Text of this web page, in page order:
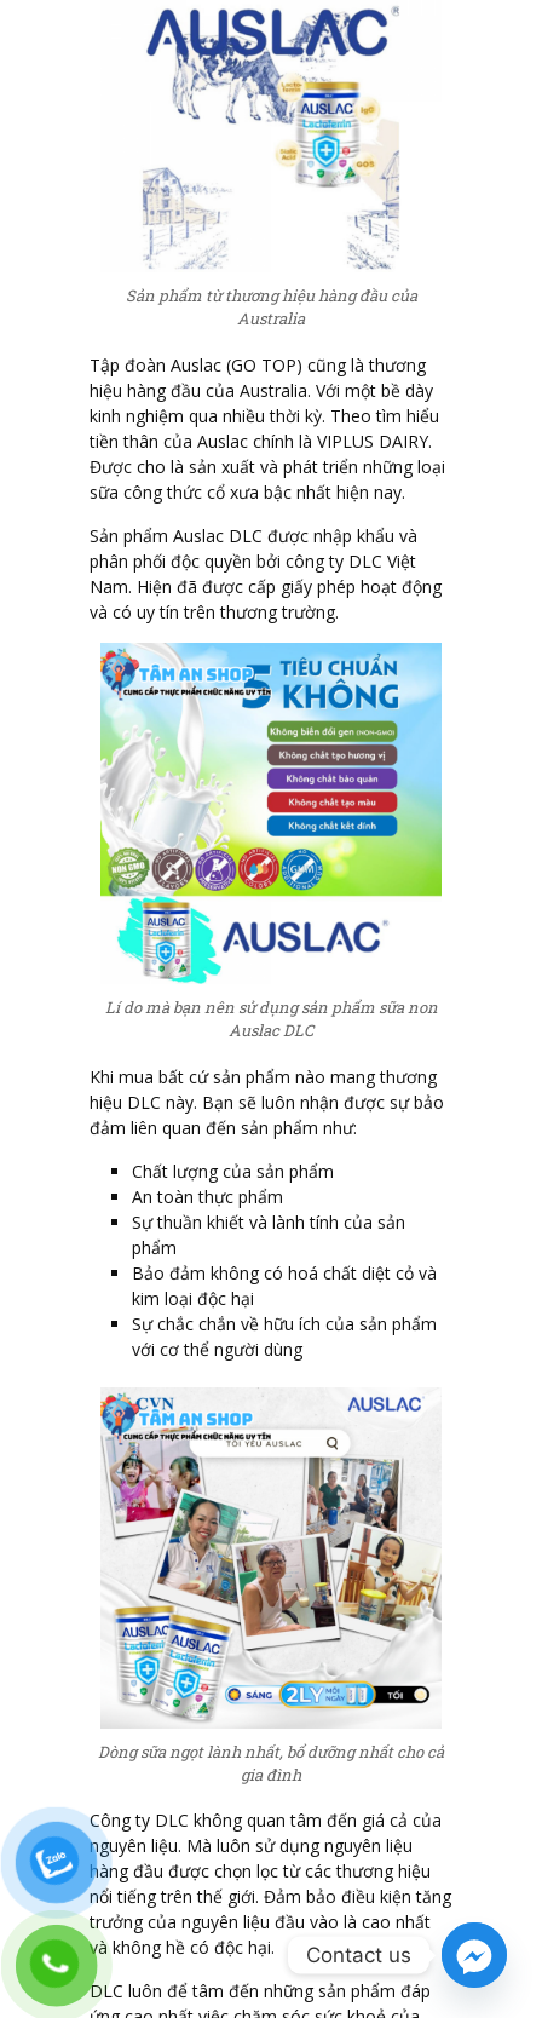
Sản phẩm từ thương hiệu hàng đầu của
Australia
Tập đoàn Auslac (GO TOP) cũng là thương
hiệu hàng đầu của Australia. Với một bề dày
kinh nghiệm qua nhiều thời kỳ. Theo tìm hiểu
tiền thân của Auslac chính là VIPLUS DAIRY.
Được cho là sản xuất và phát triển những loại
sữa công thức cổ xưa bậc nhất hiện nay.
Sản phẩm Auslac DLC được nhập khẩu và
phân phối độc quyền bởi công ty DLC Việt
Nam. Hiện đã được cấp giấy phép hoạt động
và có uy tín trên thương trường.
Lí do mà bạn nên sử dụng sản phẩm sữa non
Auslac DLC
Khi mua bất cứ sản phẩm nào mang thương
hiệu DLC này. Bạn sẽ luôn nhận được sự bảo
đảm liên quan đến sản phẩm như:
Chất lượng của sản phẩm
An toàn thực phẩm
Sự thuần khiết và lành tính của sản
phẩm
Bảo đảm không có hoá chất diệt cỏ và
kim loại độc hại
Sự chắc chắn về hữu ích của sản phẩm
với cơ thể người dùng
Dòng sữa ngọt lành nhất, bổ dưỡng nhất cho cả
gia đình
Công ty DLC không quan tâm đến giá cả của
nguyên liệu. Mà luôn sử dụng nguyên liệu
hàng đầu được chọn lọc từ các thương hiệu
nổi tiếng trên thế giới. Đảm bảo điều kiện tăng
trưởng của nguyên liệu đầu vào là cao nhất
và không hề có độc hại.
DLC luôn để tâm đến những sản phẩm đáp
Contact us